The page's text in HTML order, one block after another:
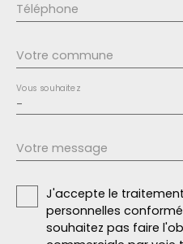
Téléphone
Votre commune
-
Vous souhaitez
Votre message
J'accepte le
personnelles
souhaitez pas faire